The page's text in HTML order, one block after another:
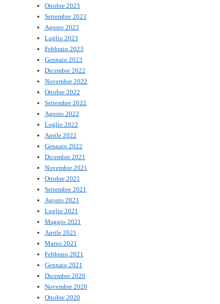
Ottobre 2023
Settembre 2023
Agosto 2023
Luglio 2023
Febbraio 2023
Gennaio 2023
Dicembre 2022
Novembre 2022
Ottobre 2022
Settembre 2022
Agosto 2022
Luglio 2022
Aprile 2022
Gennaio 2022
Dicembre 2021
Novembre 2021
Ottobre 2021
Settembre 2021
Agosto 2021
Luglio 2021
Maggio 2021
Aprile 2021
Marzo 2021
Febbraio 2021
Gennaio 2021
Dicembre 2020
Novembre 2020
Ottobre 2020